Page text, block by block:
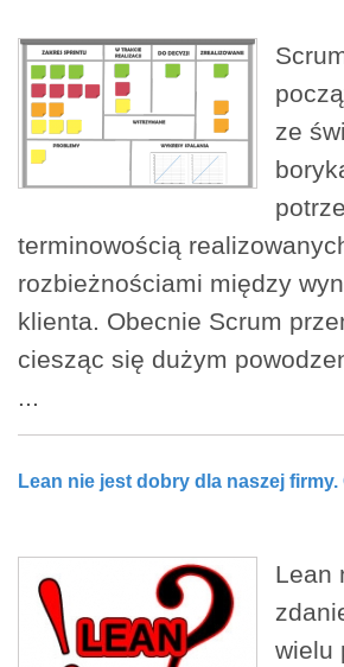
ze
terminowością
rozbieżnościami między
klienta. Obecnie Scrum
ciesząc się dużym
...
Lean nie jest dobry dla naszej
Lean
wielu